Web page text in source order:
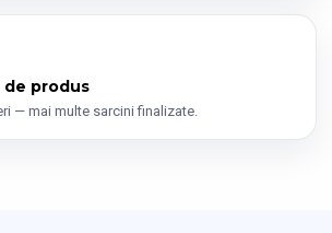
de produs
— mai multe sarcini finalizate.